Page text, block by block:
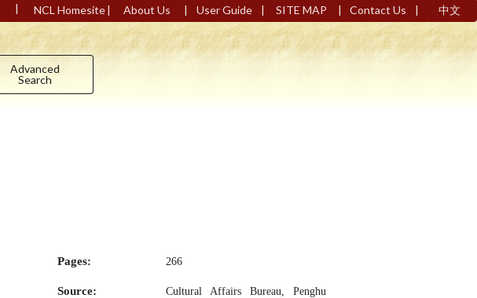
| NCL Homesite| About Us | User Guide | SITE MAP | Contact Us | 中文
Advanced
Search
Pages: 266
Source:
Cultural Affairs Bureau, Penghu